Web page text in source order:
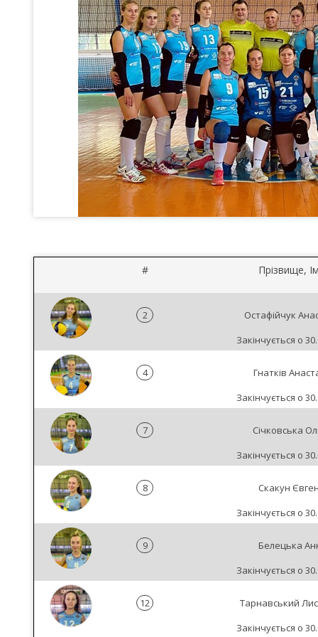
# Прізвище,
2
Остафійчук
Закінчується о
4
Гнатків
Закінчується о
7
Січковська
Закінчується о
8
Скакун
Закінчується о
9
Белецька
Закінчується о
12
Тарнавський
Закінчується о